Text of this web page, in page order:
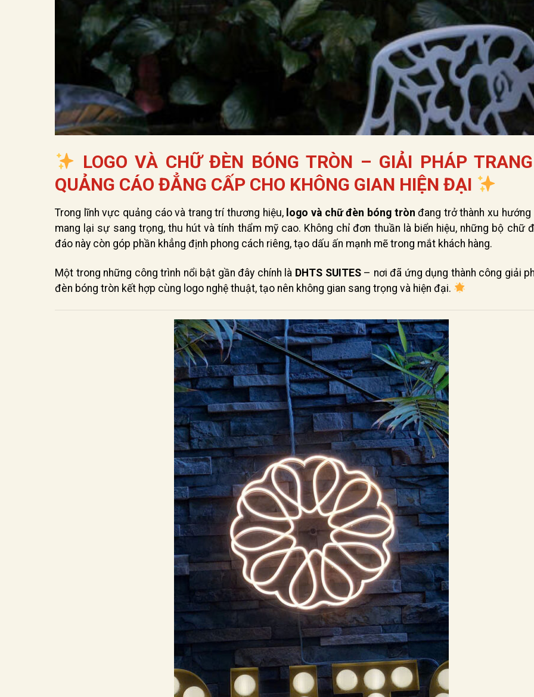
LOGO VÀ CHỮ ĐÈN BÓNG TRÒN – GIẢI PHÁP
QUẢNG CÁO ĐẲNG CẤP CHO KHÔNG GIAN HIỆN ĐẠI
Trong lĩnh vực quảng cáo và trang trí thương hiệu, logo và chữ đèn bóng tròn đang trở thành xu hướng
mang lại sự sang trọng, thu hút và tính thẩm mỹ cao. Không chỉ đơn thuần là biển hiệu, những bộ chữ
đáo này còn góp phần khẳng định phong cách riêng, tạo dấu ấn mạnh mẽ trong mắt khách hàng.
Một trong những công trình nổi bật gần đây chính là DHTS SUITES– nơi đã ứng dụng thành công giải
đèn bóng tròn kết hợp cùng logo nghệ thuật, tạo nên không gian sang trọng và hiện đại.